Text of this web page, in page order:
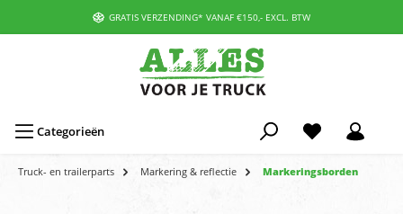
GRATIS VERZENDING* VANAF €150,- EXCL. BTW
Categorieën
Truck- en trailerparts Markering & reflectie Markeringsborden